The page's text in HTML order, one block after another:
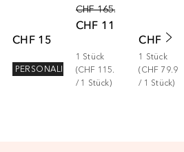
CHF 15.00
PERSONALISIERT
CHF 165.00
CHF 115.00
1 Stück
(CHF 115.00
/ 1 Stück)
CHF
1
Stück
(CHF 79.90
/ 1 Stück)